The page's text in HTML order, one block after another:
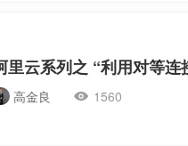
高金良 1560